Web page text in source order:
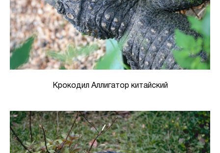
Крокодил Аллигатор китайский